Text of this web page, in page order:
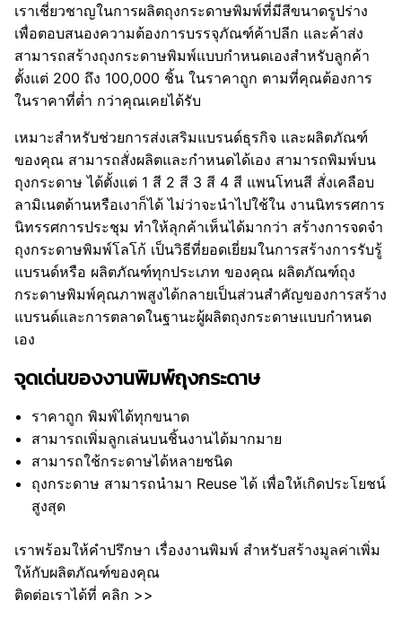
เราเชี่ยวชาญในการผลิตถุงกระดาษพิมพ์ที่มีสีขนาดรูปร่าง
เพื่อตอบสนองความต้องการบรรจุภัณฑ์ค้าปลีก และค้าส่ง
สามารถสร้างถุงกระดาษพิมพ์แบบกำหนดเองสำหรับลูกค้า
ตั้งแต่ 200 ถึง 100,000 ชิ้น ในราคาถูก ตามที่คุณต้องการ
ในราคาที่ต่ำ กว่าคุณเคยได้รับ
เหมาะสำหรับช่วยการส่งเสริมแบรนด์ธุรกิจ และผลิตภัณฑ์
ของคุณ สามารถสั่งผลิตและกำหนดได้เอง สามารถพิมพ์บน
ถุงกระดาษ ได้ตั้งแต่ 1 สี 2 สี 3 สี 4 สี แพนโทนสี สั่งเคลือบ
ลามิเนตด้านหรือเงาก็ได้ ไม่ว่าจะนำไปใช้ใน งานนิทรรศการ
นิทรรศการประชุม ทำให้ลุกค้าเห็นได้มากว่า สร้างการจดจำ
ถุงกระดาษพิมพ์โลโก้ เป็นวิธีที่ยอดเยี่ยมในการสร้างการรับรู้
แบรนด์หรือ ผลิตภัณฑ์ทุกประเภท ของคุณ ผลิตภัณฑ์ถุง
กระดาษพิมพ์คุณภาพสูงได้กลายเป็นส่วนสำคัญของการสร้าง
แบรนด์และการตลาดในฐานะผู้ผลิตถุงกระดาษแบบกำหนด
เอง
จุดเด่นของงานพิมพ์ถุงกระดาษ
ราคาถูกพิมพ์ได้ทุกขนาด
สามารถเพิ่มลูกเล่นบนชิ้นงานได้มากมาย
สามารถใช้กระดาษได้หลายชนิด
ถุงกระดาษ สามารถนำมา Reuse ได้ เพื่อให้เกิดประโยชน์
สูงสุด
เราพร้อมให้คำปรึกษา เรื่องงานพิมพ์ สำหรับสร้างมูลค่าเพิ่ม
ให้กับผลิตภัณฑ์ของคุณ
ติดต่อเราได้ที่ คลิก >>